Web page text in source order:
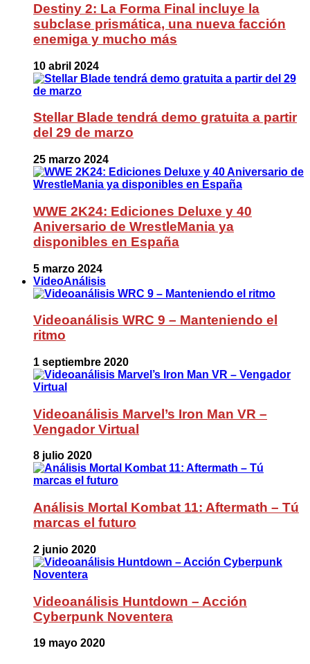
Destiny 2: La Forma Final incluye la
subclase prismática, una nueva facción
enemiga y mucho más
10 abril 2024
Stellar Blade tendrá demo gratuita a partir
del 29 de marzo
25 marzo 2024
WWE 2K24: Ediciones Deluxe y 40
Aniversario de WrestleMania ya
disponibles en España
5 marzo 2024
VideoAnálisis
Videoanálisis WRC 9 – Manteniendo el
ritmo
1 septiembre 2020
Videoanálisis Marvel’s Iron Man VR –
Vengador Virtual
8 julio 2020
Análisis Mortal Kombat 11: Aftermath – Tú
marcas el futuro
2 junio 2020
Videoanálisis Huntdown – Acción
Cyberpunk Noventera
19 mayo 2020